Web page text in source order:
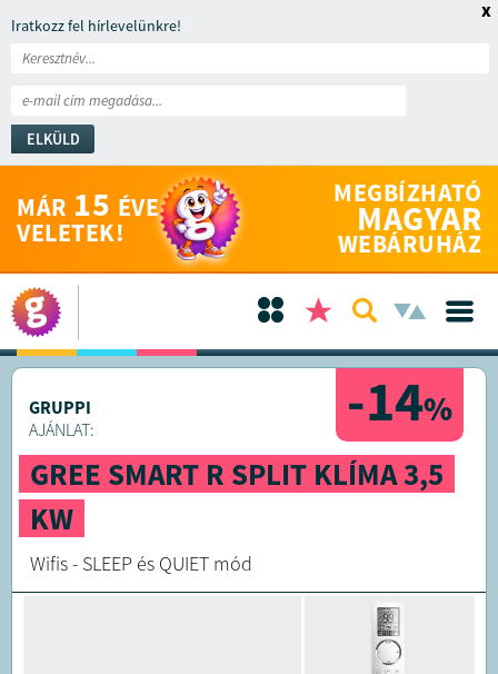
Iratkozz fel hírlevelünkre!
ELKÜLD
x
MÁR 15 ÉVE
VELETEK!
MEGBÍZHATÓ
MAGYAR
WEBÁRUHÁZ
-14%
GRUPPI
AJÁNLAT:
GREE SMART R SPLIT KLÍMA 3,5
KW
Wifis - SLEEP és QUIET mód